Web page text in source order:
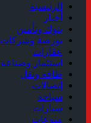
الرئيسية
أخبار
بنوك وتأمين
بورصة وشركات
عقارات
استثمار وصناعة
طاقة ونقل
إتصالات
سياحة
سيارات
منوعات